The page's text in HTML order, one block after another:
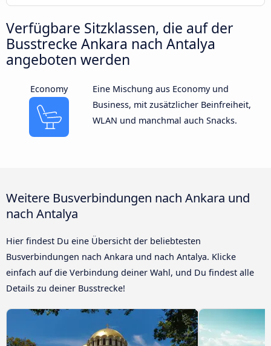
Verfügbare Sitzklassen, die auf der
Busstrecke Ankara nach Antalya
angeboten werden
Economy
Eine Mischung aus Economy und
Business, mit zusätzlicher Beinfreiheit,
WLAN und manchmal auch Snacks.
Weitere Busverbindungen nach Ankara und
nach Antalya
Hier findest Du eine Übersicht der beliebtesten
Busverbindungen nach Ankara und nach Antalya. Klicke
einfach auf die Verbindung deiner Wahl, und Du findest alle
Details zu deiner Busstrecke!